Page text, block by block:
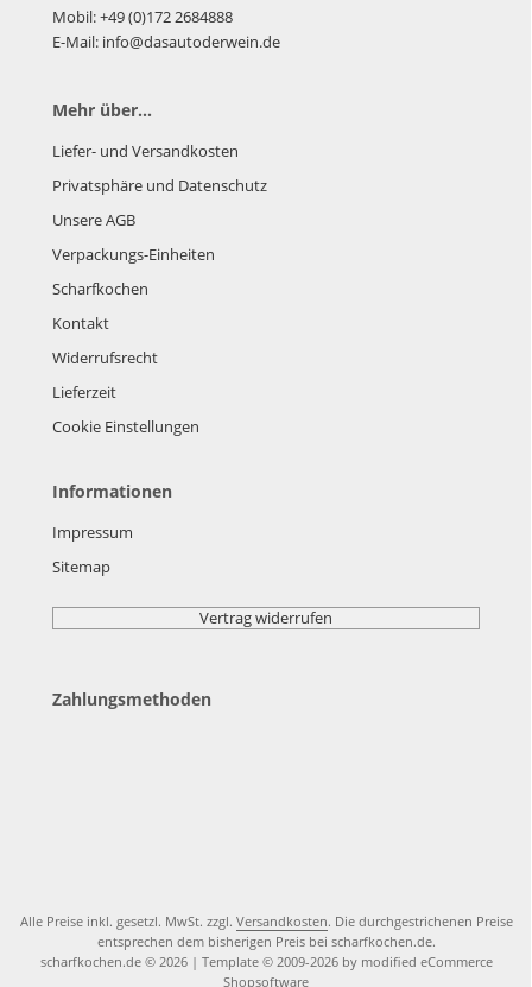
Mobil: +49 (0)172 2684888
E-Mail: info@dasautoderwein.de
Mehr über...
Liefer- und Versandkosten
Privatsphäre und Datenschutz
Unsere AGB
Verpackungs-Einheiten
Scharfkochen
Kontakt
Widerrufsrecht
Lieferzeit
Cookie Einstellungen
Informationen
Impressum
Sitemap
Vertrag widerrufen
Zahlungsmethoden
Alle Preise inkl. gesetzl. MwSt. zzgl. Versandkosten. Die durchgestrichenen Preise
entsprechen dem bisherigen Preis bei scharfkochen.de.
scharfkochen.de © 2026 | Template © 2009-2026 by modified eCommerce
Shopsoftware